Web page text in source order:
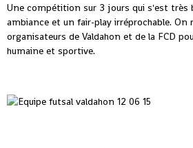
Une compétition sur 3 jours qui s'est très
ambiance et un fair-play irréprochable. On
organisateurs de Valdahon et de la FCD
humaine et sportive.